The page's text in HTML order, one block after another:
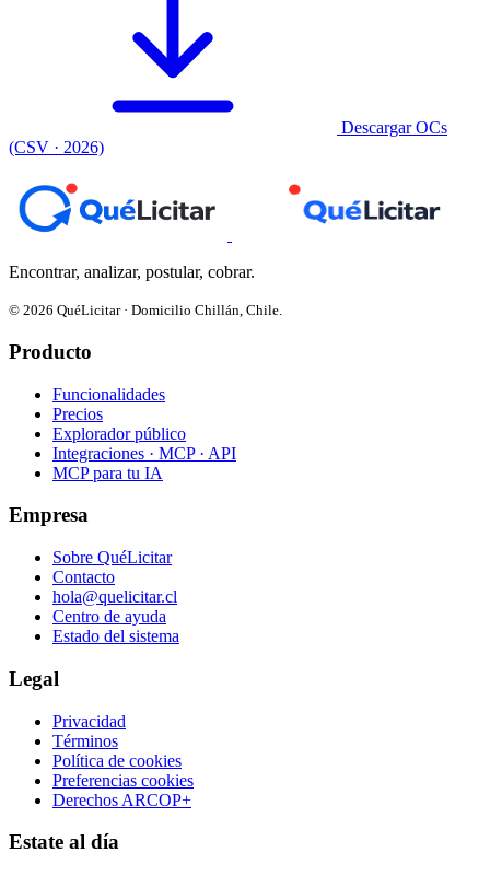
Descargar OCs
(CSV · 2026)
Encontrar, analizar, postular, cobrar.
© 2026 QuéLicitar · Domicilio Chillán, Chile.
Producto
Funcionalidades
Precios
Explorador público
Integraciones · MCP · API
MCP para tu IA
Empresa
Sobre QuéLicitar
Contacto
hola@quelicitar.cl
Centro de ayuda
Estado del sistema
Legal
Privacidad
Términos
Política de cookies
Preferencias cookies
Derechos ARCOP+
Estate al día